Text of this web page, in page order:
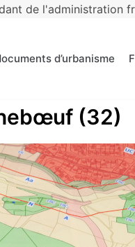
de l'administration
d’urbanisme
(32)